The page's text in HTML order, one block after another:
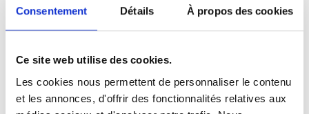
Consentement Détails À propos des cookies
Ce site web utilise des cookies.
Les cookies nous permettent de personnaliser le contenu
et les annonces, d'offrir des fonctionnalités relatives aux
l’environnement?